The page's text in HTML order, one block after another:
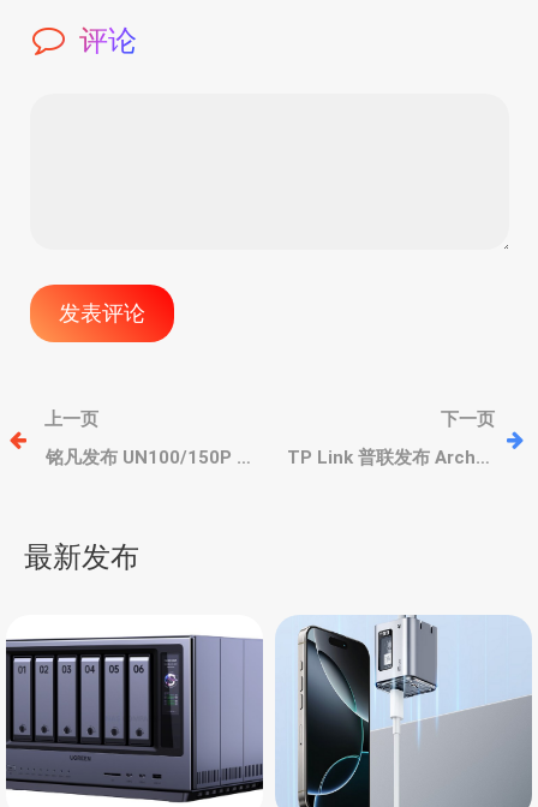
评论
文
章
航
上一页
铭凡发布 UN100/150P 迷
下一页
TP Link 普联发布 Archer
最新发布